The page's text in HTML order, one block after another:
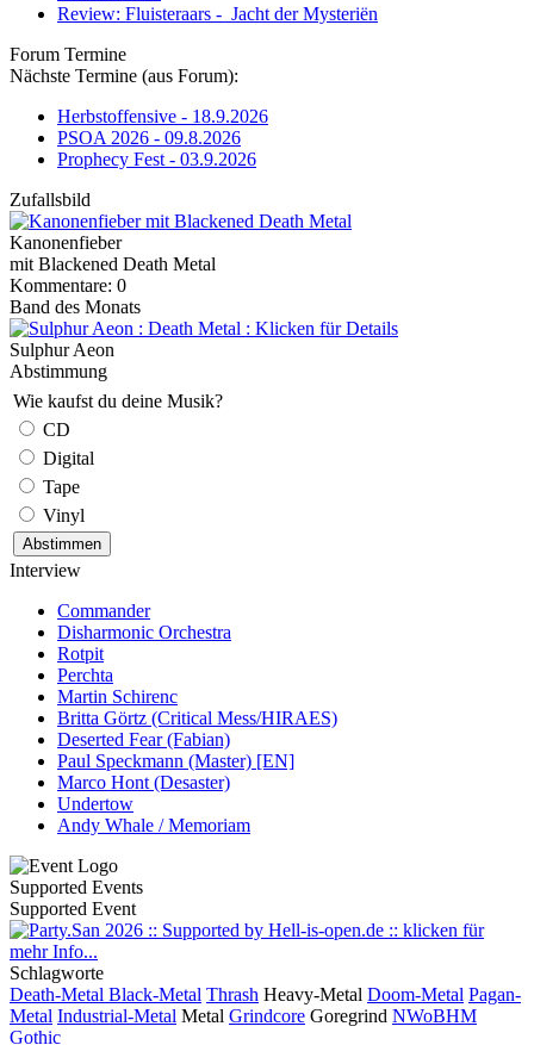
Review: Fluisteraars - Jacht der Mysteriën
Forum Termine
Nächste Termine (aus Forum):
Herbstoffensive - 18.9.2026
PSOA 2026 - 09.8.2026
Prophecy Fest - 03.9.2026
Zufallsbild
Kanonenfieber
mit Blackened Death Metal
Kommentare: 0
Band des Monats
Sulphur Aeon
Abstimmung
Wie kaufst du deine Musik?
CD
Digital
Tape
Vinyl
Interview
Commander
Disharmonic Orchestra
Rotpit
Perchta
Martin Schirenc
Britta Görtz (Critical Mess/HIRAES)
Deserted Fear (Fabian)
Paul Speckmann (Master) [EN]
Marco Hont (Desaster)
Undertow
Andy Whale / Memoriam
Supported Events
Supported Event
Schlagworte
Death-Metal Black-Metal Thrash Heavy-Metal Doom-Metal Pagan-
Metal Industrial-Metal Metal Grindcore Goregrind NWoBHM
Gothic